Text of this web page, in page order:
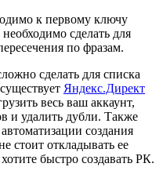
к первому ключу
сделать для
по фразам.
сделать для списка
Яндекс.Директ
весь ваш аккаунт,
и удалить дубли. Также
создания
стоит откладывать ее
быстро создавать РК.